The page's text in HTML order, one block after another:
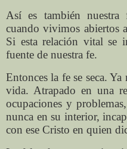
Así es también
cuando vivimos abiertos
Si esta relación vital se
fuente de nuestra fe.
Entonces la fe se seca.
vida. Atrapado en una
ocupaciones y
nunca en su interior,
con ese Cristo en quien